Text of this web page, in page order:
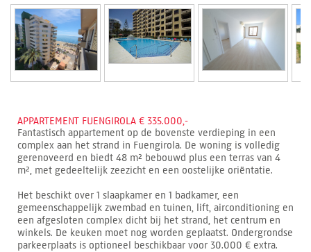
APPARTEMENT FUENGIROLA € 335.000,-
Fantastisch appartement op de bovenste verdieping in een
complex aan het strand in Fuengirola. De woning is volledig
gerenoveerd en biedt 48 m² bebouwd plus een terras van 4
m², met gedeeltelijk zeezicht en een oostelijke oriëntatie.
Het beschikt over 1 slaapkamer en 1 badkamer, een
gemeenschappelijk zwembad en tuinen, lift, airconditioning en
een afgesloten complex dicht bij het strand, het centrum en
winkels. De keuken moet nog worden geplaatst. Ondergrondse
parkeerplaats is optioneel beschikbaar voor 30.000 € extra.